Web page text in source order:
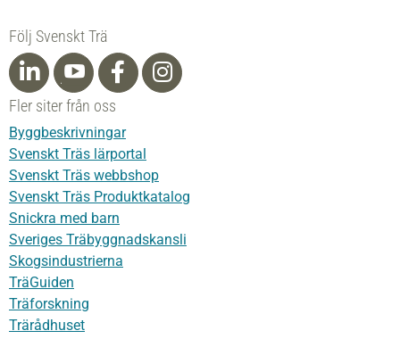
Följ Svenskt Trä
Fler siter från oss
Byggbeskrivningar
Svenskt Träs lärportal
Svenskt Träs webbshop
Svenskt Träs Produktkatalog
Snickra med barn
Sveriges Träbyggnadskansli
Skogsindustrierna
TräGuiden
Träforskning
Trärådhuset